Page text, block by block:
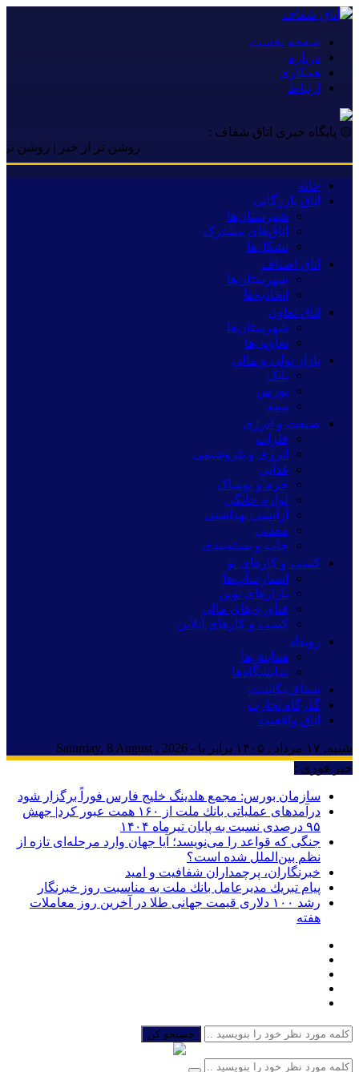
صفحه نخست
درباره
همکاری
ارتباط
۞ پایگاه خبری اتاق شفاف :
روشن تر از خبر | روشن تر از
خانه
اتاق بازرگانی
شهرستان‌ها
اتاق‌های مشترک
تشکل‌ها
اتاق اصناف
شهرستان‌ها
اتحادیه‌ها
اتاق تعاون
شهرستان‌ها
تعاونی‌ها
بازار پولی و مالی
بانک
بورس
بیمه
صنعت و انرژی
فلزات
انرژی و پتروشیمی
غذایی
چرم و پوشاک
لوازم خانگی
آرایشی بهداشتی
معدنی
چاپ و بسته‌بندی
کسب و کارهای نو
استارت‌آپ‌ها
بازارهای نوین
فناوری‌های مالی
کسب و کارهای آنلاین
رویداد
همایش‌ها
نمایشگاه‌ها
شفاف‌نگاشت
گذرگاه تجارت
اتاق واقعیت
شنبه, ۱۷ مرداد , ۱۴۰۵ برابر با - Saturday, 8 August , 2026
خبر فوری :
سازمان بورس: مجمع هلدینگ خلیج فارس فوراً برگزار شود
درآمدهای عملیاتی بانك ملت از ۱۶۰ همت عبور كرد| جهش
۹۵ درصدی نسبت به پایان تیرماه ۱۴۰۴
جنگی که قواعد را می‌نویسد؛ آیا جهان وارد مرحله‌ای تازه از
نظم بین‌الملل شده است؟
خبرنگاران، پرچمداران شفافیت و امید
پیام تبریك مدیرعامل بانك ملت به مناسبت روز خبرنگار
رشد ۱۰۰ دلاری قیمت جهانی طلا در آخرین روز معاملات
هفته
جستجو کن